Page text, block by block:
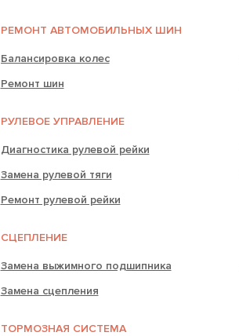
РЕМОНТ АВТОМОБИЛЬНЫХ ШИН
Балансировка колес
Ремонт шин
РУЛЕВОЕ УПРАВЛЕНИЕ
Диагностика рулевой рейки
Замена рулевой тяги
Ремонт рулевой рейки
СЦЕПЛЕНИЕ
Замена выжимного подшипника
Замена сцепления
ТОРМОЗНАЯ СИСТЕМА